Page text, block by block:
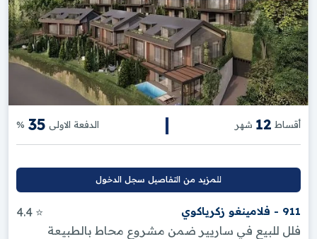
أقساط 12 شهر | الدفعة الاولى 35
%
للمزيد من التفاصيل سجل الدخول
911 - فلامينغو زكرياكوي
⭐ 4.4
فلل للبيع في ساريير ضمن مشروع محاط بالطبيعة